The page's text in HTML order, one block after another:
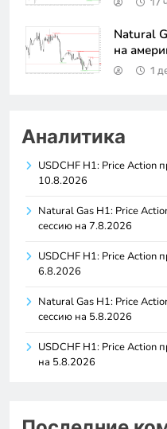
Natural
на
1
Аналитика
USDCHF H1: Price Action
10.8.2026
Natural Gas H1: Price
сессию на 7.8.2026
USDCHF H1: Price Action
6.8.2026
Natural Gas H1: Price
сессию на 5.8.2026
USDCHF H1: Price Action
на 5.8.2026